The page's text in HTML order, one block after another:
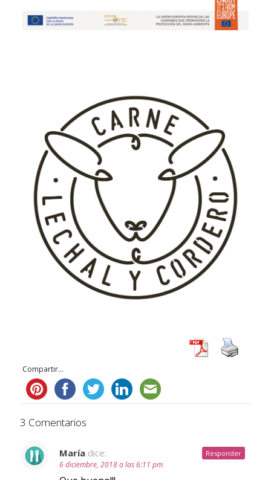
Compartir...
3 Comentarios
María dice:
6 diciembre, 2018 a las 6:11 pm
Responder